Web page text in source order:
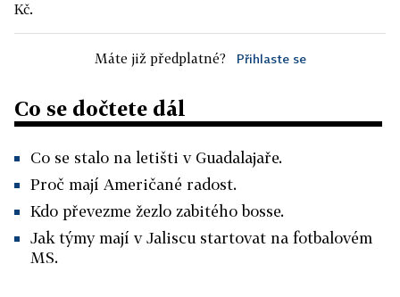
Kč.
Máte již předplatné? Přihlaste se
Co se dočtete dál
Co se stalo na letišti v Guadalajaře.
Proč mají Američané radost.
Kdo převezme žezlo zabitého bosse.
Jak týmy mají v Jaliscu startovat na fotbalovém
MS.